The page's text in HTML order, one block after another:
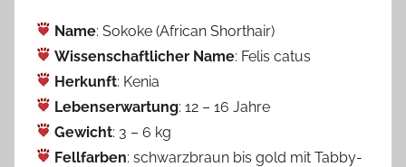
Name: Sokoke (African Shorthair)
Wissenschaftlicher Name: Felis catus
Herkunft: Kenia
Lebenserwartung: 12 – 16 Jahre
Gewicht: 3 – 6 kg
Fellfarben: schwarzbraun bis gold mit Tabby-